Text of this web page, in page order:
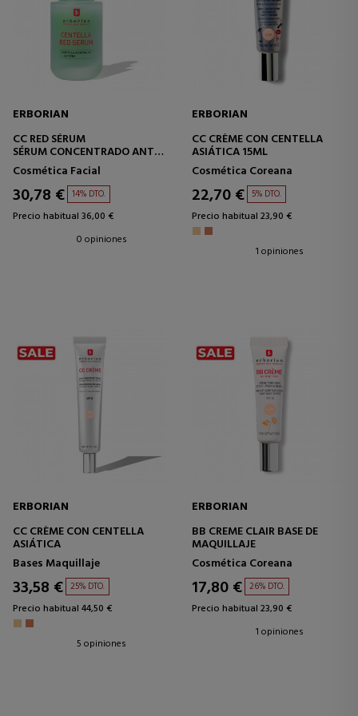
ERBORIAN
CC RED SÉRUM
SÉRUM CONCENTRADO ANTI-
ROJECES
Cosmética Facial
30,78 € 14% DTO.
Precio habitual 36,00 €
0 opiniones
ERBORIAN
CC CRÈME CON CENTELLA
ASIÁTICA 15ML
Cosmética Coreana
22,70 € 5% DTO.
Precio habitual 23,90 €
1 opiniones
ERBORIAN
CC CRÈME CON CENTELLA
ASIÁTICA
Bases Maquillaje
33,58 € 25% DTO.
Precio habitual 44,50 €
5 opiniones
ERBORIAN
BB CREME CLAIR BASE DE
MAQUILLAJE
Cosmética Coreana
17,80 € 26% DTO.
Precio habitual 23,90 €
1 opiniones